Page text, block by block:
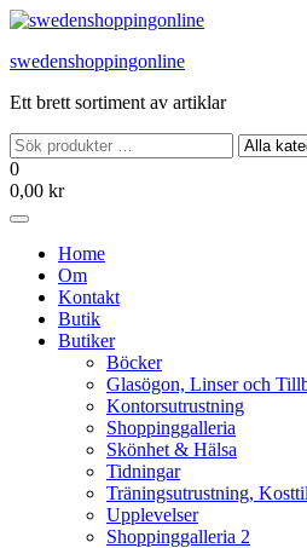
Hoppa
innehållet
swedenshoppingonline
Ett brett sortiment av artiklar
0
0,00 kr
Home
Om
Kontakt
Butik
Butiker
Böcker
Glasögon, Linser och
Kontorsutrustning
Shoppinggalleria
Skönhet & Hälsa
Tidningar
Träningsutrustning,
Upplevelser
Shoppinggalleria 2